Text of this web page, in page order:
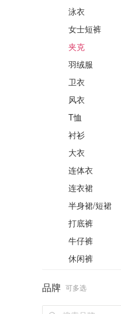
泳衣
女士短裤
夹克
羽绒服
卫衣
风衣
T恤
衬衫
大衣
连体衣
连衣裙
半身裙/短裙
打底裤
牛仔裤
休闲裤
品牌 可多选